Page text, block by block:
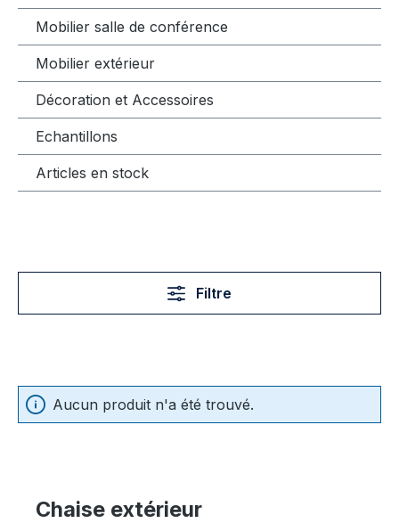
Mobilier salle de conférence
Mobilier extérieur
Décoration et Accessoires
Echantillons
Articles en stock
Filtre
Aucun produit n'a été trouvé.
Chaise extérieur